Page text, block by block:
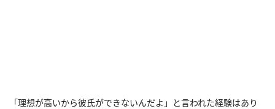
「理想が高いから彼氏ができないんだよ」と言われた経験はあり